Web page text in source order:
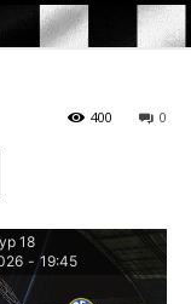
0
400
18
- 19:45